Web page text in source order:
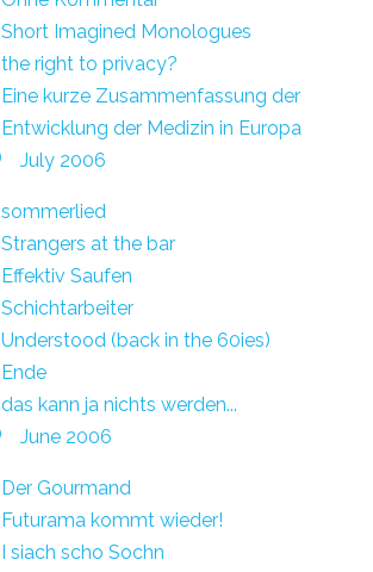
Short Imagined Monologues
the right to privacy?
Eine kurze Zusammenfassung der
Entwicklung der Medizin in Europa
July 2006
sommerlied
Strangers at the bar
Effektiv Saufen
Schichtarbeiter
Understood (back in the 60ies)
Ende
das kann ja nichts werden...
June 2006
Der Gourmand
Futurama kommt wieder!
I siach scho Sochn